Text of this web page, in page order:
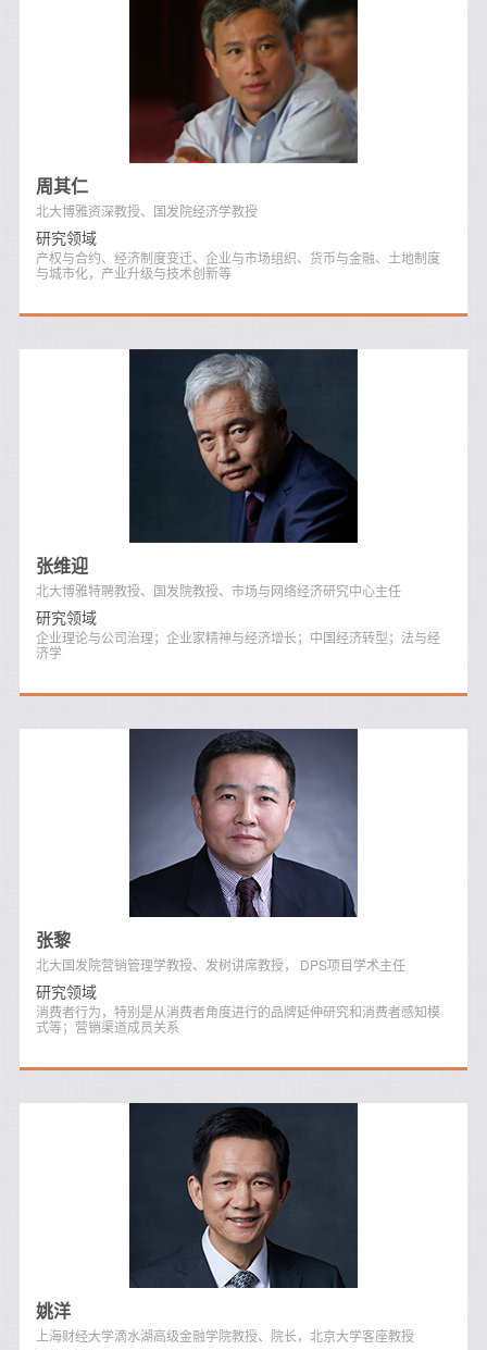
周其仁
北大博雅资深教授、国发院经济学教授
研究领域
产权与合约、经济制度变迁、企业与市场组织、货币与金融、土地制度
与城市化，产业升级与技术创新等
张维迎
北大博雅特聘教授、国发院教授、市场与网络经济研究中心主任
研究领域
企业理论与公司治理；企业家精神与经济增长；中国经济转型；法与经
济学
张黎
北大国发院营销管理学教授、发树讲席教授， DPS项目学术主任
研究领域
消费者行为，特别是从消费者角度进行的品牌延伸研究和消费者感知模
式等；营销渠道成员关系
姚洋
上海财经大学滴水湖高级金融学院教授、院长，北京大学客座教授